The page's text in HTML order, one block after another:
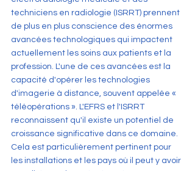
techniciens en radiologie (ISRRT) prennent
de plus en plus conscience des énormes
avancées technologiques qui impactent
actuellement les soins aux patients et la
profession. L'une de ces avancées est la
capacité d'opérer les technologies
d'imagerie à distance, souvent appelée «
téléopérations ». L'EFRS et l'ISRRT
reconnaissent qu'il existe un potentiel de
croissance significative dans ce domaine.
Cela est particulièrement pertinent pour
les installations et les pays où il peut y avoir